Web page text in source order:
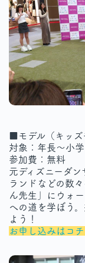
■モデル（キッズ
対象：年長～小
参加費：無料
元ディズニーダ
ランドなどの数
ん先生」にウォ
への道を学ぼう
よう！
お申し込みはコ